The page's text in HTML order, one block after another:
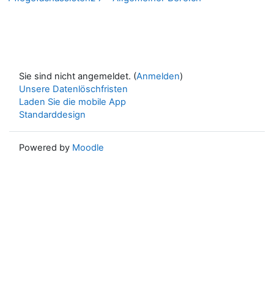
Sie sind nicht angemeldet. (Anmelden)
Unsere Datenlöschfristen
Laden Sie die mobile App
Standarddesign
Powered by Moodle